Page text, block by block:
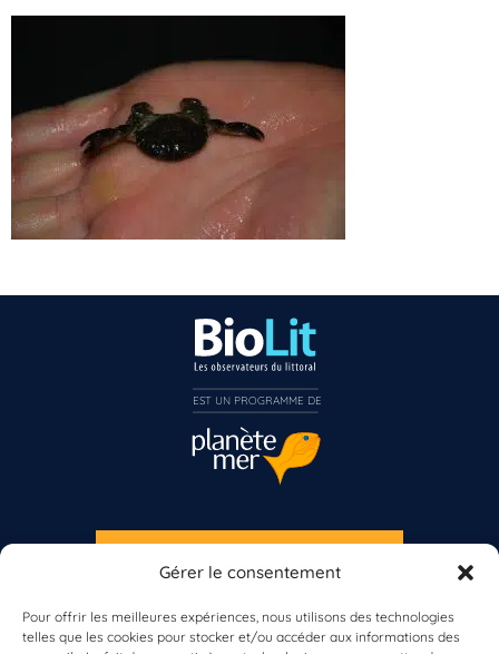
Gérer le consentement
Pour offrir les meilleures expériences, nous utilisons des technologies
telles que les cookies pour stocker et/ou accéder aux informations des
S'INSCRIRE À LA NEWSLETTER
Vous n’êtes pas encore inscrit à Biolit ?